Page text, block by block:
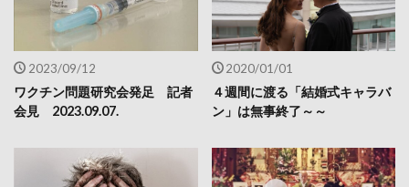
2023/09/12
ワクチン問題研究会発足 記者
会見 2023.09.07.
2020/01/01
４週間に渡る「結婚式キャラバ
ン」は無事終了～～